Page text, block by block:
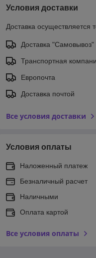
Условия доставки
Доставка осуществляется
Доставка "Самовывоз"
Транспортная
Европочта
Доставка почтой
Все условия доставки
Условия оплаты
Наложенный платеж
Безналичный расчет
Наличными
Оплата картой
Все условия оплаты